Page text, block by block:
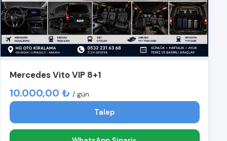
Mercedes Vito VIP 8+1
10.000,00 ₺ / gün
Talep